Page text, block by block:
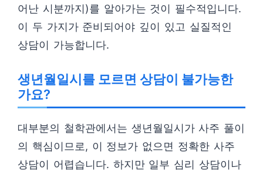
어난 시분까지)를 알아가는 것이 필수적입니다.
이 두 가지가 준비되어야 깊이 있고 실질적인
상담이 가능합니다.
생년월일시를 모르면 상담이 불가능한
가요?
대부분의 철학관에서는 생년월일시가 사주 풀이
의 핵심이므로, 이 정보가 없으면 정확한 사주
상담이 어렵습니다. 하지만 일부 심리 상담이나